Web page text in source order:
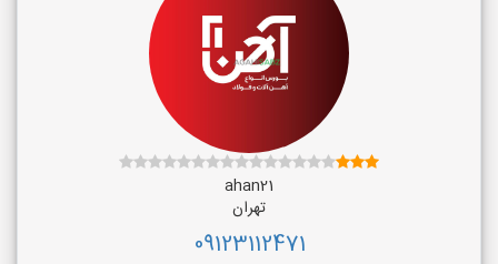
ahan21
تهران
09123112471